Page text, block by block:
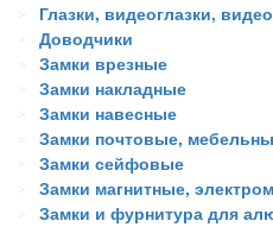
Глазки, видеоглазки,
Доводчики
Замки врезные
Замки накладные
Замки навесные
Замки почтовые,
Замки сейфовые
Замки магнитные,
Замки и фурнитура для